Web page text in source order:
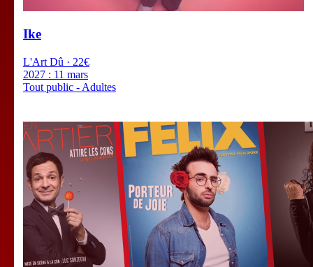
Ike
L'Art Dû · 22€
2027 : 11 mars
Tout public - Adultes